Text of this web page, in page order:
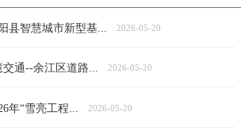
县智慧城市新型基... 2026-05-20
通--余江区道路... 2026-05-20
年“雪亮工程... 2026-05-20